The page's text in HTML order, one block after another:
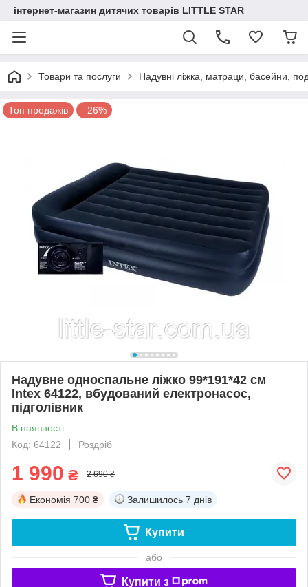
інтернет-магазин дитячих товарів LITTLE STAR
Товари та послуги Надувні ліжка, матраци, басейни,
Топ продажів –26%
Надувне односпальне ліжко 99*191*42 см
Іntex 64122, вбудований електронасос,
підголівник
В наявності
Код: 64122
Роздріб
1 990 ₴ 2 690 ₴
Економія 700 ₴ Залишилось 7 днів
Купити
або
Купити з